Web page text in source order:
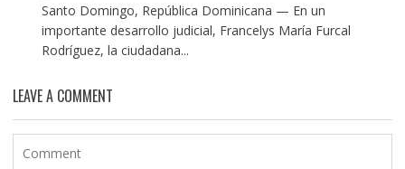
Santo Domingo, República Dominicana — En un
importante desarrollo judicial, Francelys María Furcal
Rodríguez, la ciudadana...
LEAVE A COMMENT